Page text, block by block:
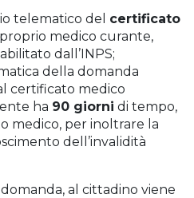
telematico del certificato
medico curante,
dall’INPS;
della domanda
certificato medico
ha 90 giorni di tempo,
medico, per inoltrare la
dell’invalidità
al cittadino viene